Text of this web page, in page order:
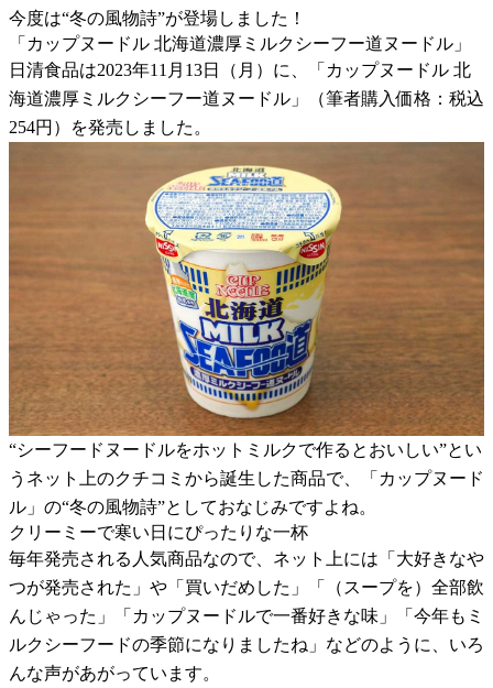
今度は“冬の風物詩”が登場しました！
「カップヌードル 北海道濃厚ミルクシーフー道ヌードル」
日清食品は2023年11月13日（月）に、「カップヌードル 北
海道濃厚ミルクシーフー道ヌードル」（筆者購入価格：税込
254円）を発売しました。
“シーフードヌードルをホットミルクで作るとおいしい”とい
うネット上のクチコミから誕生した商品で、「カップヌード
ル」の“冬の風物詩”としておなじみですよね。
クリーミーで寒い日にぴったりな一杯
毎年発売される人気商品なので、ネット上には「大好きなや
つが発売された」や「買いだめした」「（スープを）全部飲
んじゃった」「カップヌードルで一番好きな味」「今年もミ
ルクシーフードの季節になりましたね」などのように、いろ
んな声があがっています。